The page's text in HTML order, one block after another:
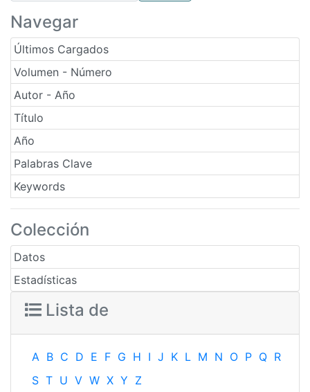
Navegar
Últimos Cargados
Volumen - Número
Autor - Año
Título
Año
Palabras Clave
Keywords
Colección
Datos
Estadísticas
Lista de
A B C D E F G H I J K L M N O P Q R
S T U V W X Y Z